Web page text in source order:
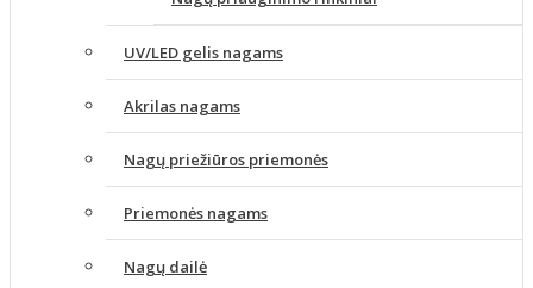
UV/LED gelis nagams
Akrilas nagams
Nagų priežiūros priemonės
Priemonės nagams
Nagų dailė